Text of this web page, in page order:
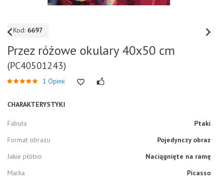
Kod: 6697
Przez różowe okulary 40x50 cm
(PC40501243)
1 Opinii
CHARAKTERYSTYKI
Fabuła
Ptaki
Format obrazu
Pojedynczy obraz
Jakie płótno
Naciągnięte na ramę
Marka
Picasso